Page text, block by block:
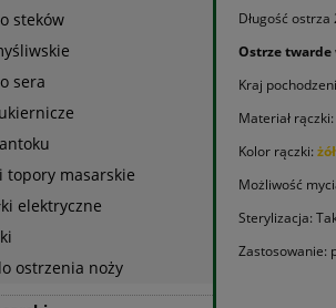
steków
sera
topory masarskie
elektryczne
ostrzenia noży
Długość ostrza
Ostrze twarde
Kraj
Materiał
Kolor rączki:
Możliwość
Sterylizacja:
Zastosowanie: